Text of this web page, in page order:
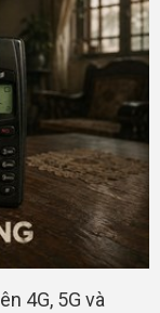
4G, 5G và